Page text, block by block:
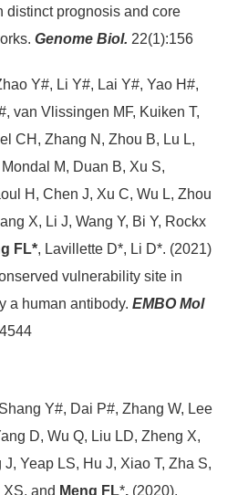
distinct prognosis and core
Genome Biol. 22(1):156
Y#, Li Y#, Lai Y#, Yao H#,
van Vlissingen MF, Kuiken T,
CH, Zhang N, Zhou B, Lu L,
M, Duan B, Xu S,
H, Chen J, Xu C, Wu L, Zhou
X, Li J, Wang Y, Bi Y, Rockx
FL*, Lavillette D*, Li D*. (2021)
vulnerability site in
a human antibody.EMBO Mol
Y#, Dai P#, Zhang W, Lee
D, Wu Q, Liu LD, Zheng X,
Yeap LS, Hu J, Xiao T, Zha S,
and Meng FL*. (2020).